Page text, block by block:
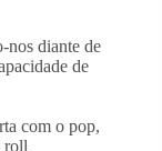
nos diante de
de
com o pop,
roll